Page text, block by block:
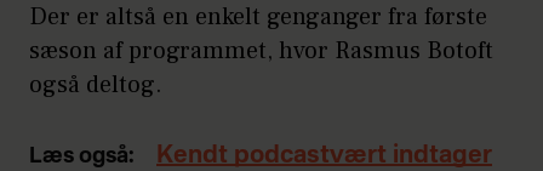
Der er altså en enkelt genganger fra første
sæson af programmet, hvor Rasmus Botoft
også deltog.
Læs også:
Kendt podcastvært indtager